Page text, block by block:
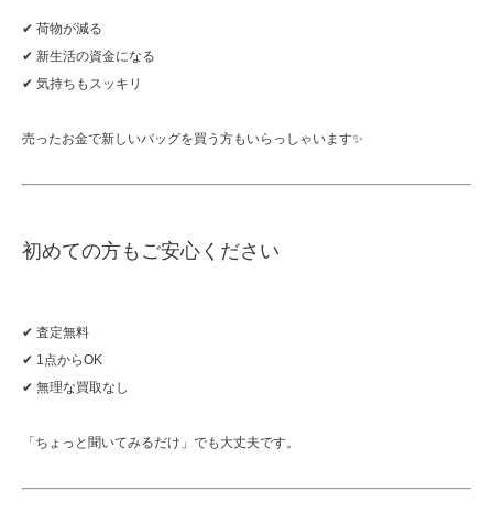
✔ 荷物が減る
✔ 新生活の資金になる
✔ 気持ちもスッキリ
売ったお金で新しいバッグを買う方もいらっしゃいます✨
初めての方もご安心ください
✔ 査定無料
✔ 1点からOK
✔ 無理な買取なし
「ちょっと聞いてみるだけ」でも大丈夫です。